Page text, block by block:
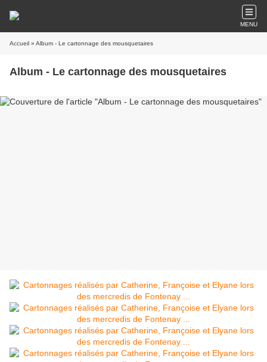
MENU
Accueil » Album - Le cartonnage des mousquetaires
Album - Le cartonnage des mousquetaires